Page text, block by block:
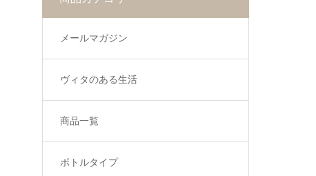
メールマガジン
ヴィタのある生活
商品一覧
ボトルタイプ